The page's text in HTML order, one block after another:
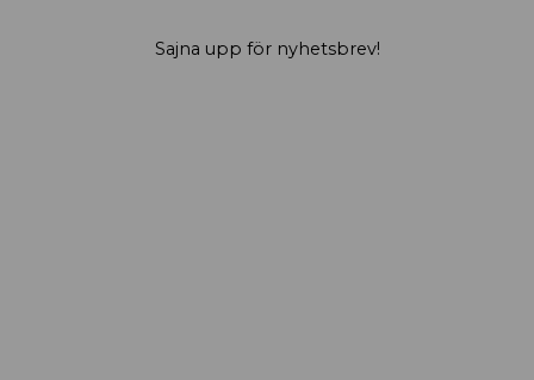
Sajna upp för nyhetsbrev!